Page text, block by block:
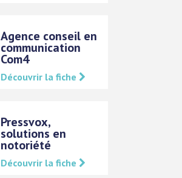
Agence conseil en
communication
Com4
Découvrir la fiche
Pressvox,
solutions en
notoriété
Découvrir la fiche